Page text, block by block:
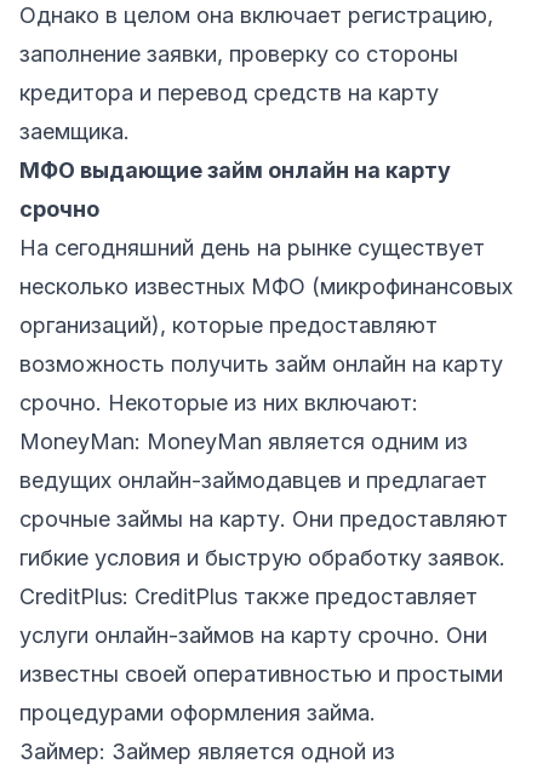
Однако в целом она включает регистрацию,
заполнение заявки, проверку со стороны
кредитора и перевод средств на карту
заемщика.
МФО выдающие займ онлайн на карту
срочно
На сегодняшний день на рынке существует
несколько известных МФО (микрофинансовых
организаций), которые предоставляют
возможность получить займ онлайн на карту
срочно. Некоторые из них включают:
MoneyMan: MoneyMan является одним из
ведущих онлайн-займодавцев и предлагает
срочные займы на карту. Они предоставляют
гибкие условия и быструю обработку заявок.
CreditPlus: CreditPlus также предоставляет
услуги онлайн-займов на карту срочно. Они
известны своей оперативностью и простыми
процедурами оформления займа.
Займер: Займер является одной из